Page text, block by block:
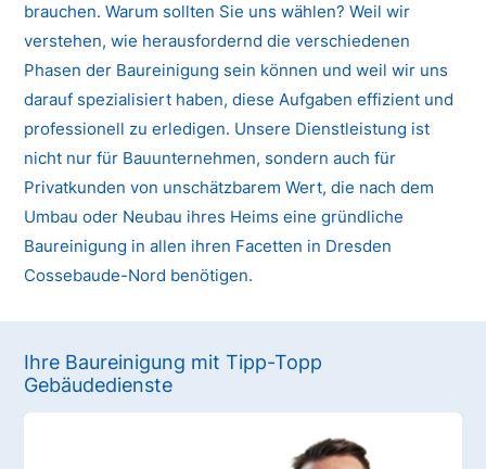
brauchen. Warum sollten Sie uns wählen? Weil wir
verstehen, wie herausfordernd die verschiedenen
Phasen der Baureinigung sein können und weil wir uns
darauf spezialisiert haben, diese Aufgaben effizient und
professionell zu erledigen. Unsere Dienstleistung ist
nicht nur für Bauunternehmen, sondern auch für
Privatkunden von unschätzbarem Wert, die nach dem
Umbau oder Neubau ihres Heims eine gründliche
Baureinigung in allen ihren Facetten in Dresden
Cossebaude-Nord benötigen.
Ihre Baureinigung mit Tipp-Topp
Gebäudedienste